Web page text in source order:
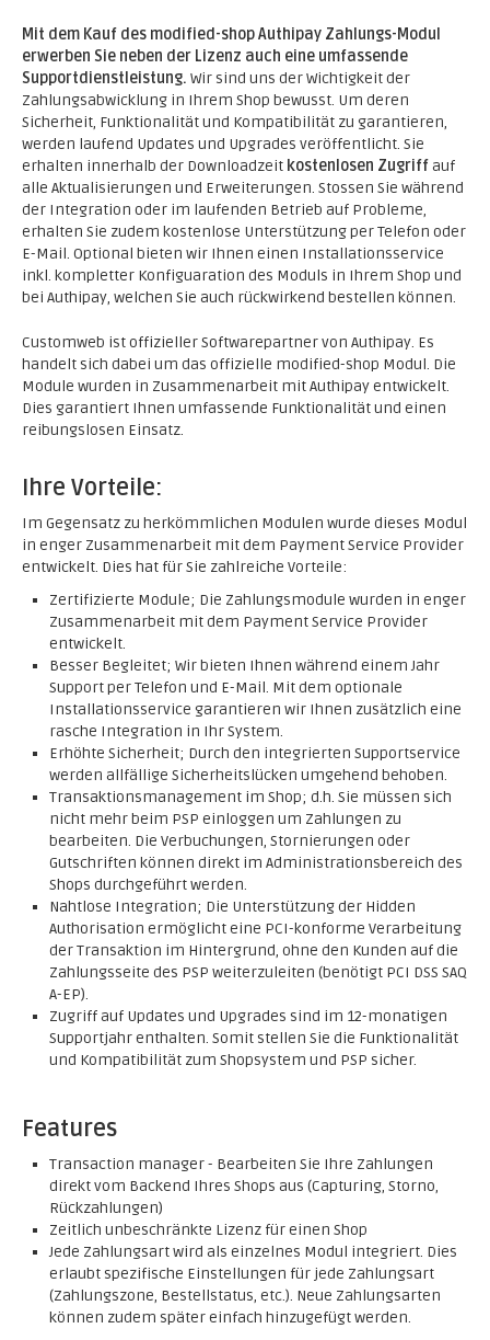
Mit dem Kauf des modified-shop Authipay Zahlungs-Modul
erwerben Sie neben der Lizenz auch eine umfassende
Supportdienstleistung. Wir sind uns der Wichtigkeit der
Zahlungsabwicklung in Ihrem Shop bewusst. Um deren
Sicherheit, Funktionalität und Kompatibilität zu garantieren,
werden laufend Updates und Upgrades veröffentlicht. Sie
erhalten innerhalb der Downloadzeit kostenlosen Zugriffauf
alle Aktualisierungen und Erweiterungen. Stossen Sie während
der Integration oder im laufenden Betrieb auf Probleme,
erhalten Sie zudem kostenlose Unterstützung per Telefon oder
E-Mail. Optional bieten wir Ihnen einen Installationsservice
inkl. kompletter Konfiguaration des Moduls in Ihrem Shop und
bei Authipay, welchen Sie auch rückwirkend bestellen können.
Customweb ist offizieller Softwarepartner von Authipay. Es
handelt sich dabei um das offizielle modified-shop Modul. Die
Module wurden in Zusammenarbeit mit Authipay entwickelt.
Dies garantiert Ihnen umfassende Funktionalität und einen
reibungslosen Einsatz.
Ihre Vorteile:
Im Gegensatz zu herkömmlichen Modulen wurde dieses Modul
in enger Zusammenarbeit mit dem Payment Service Provider
entwickelt. Dies hat für Sie zahlreiche Vorteile:
Zertifizierte Module; Die Zahlungsmodule wurden in enger
Zusammenarbeit mit dem Payment Service Provider
entwickelt.
Besser Begleitet; Wir bieten Ihnen während einem Jahr
Support per Telefon und E-Mail. Mit dem optionale
Installationsservice garantieren wir Ihnen zusätzlich eine
rasche Integration in Ihr System.
Erhöhte Sicherheit; Durch den integrierten Supportservice
werden allfällige Sicherheitslücken umgehend behoben.
Transaktionsmanagement im Shop; d.h. Sie müssen sich
nicht mehr beim PSP einloggen um Zahlungen zu
bearbeiten. Die Verbuchungen, Stornierungen oder
Gutschriften können direkt im Administrationsbereich des
Shops durchgeführt werden.
Nahtlose Integration; Die Unterstützung der Hidden
Authorisation ermöglicht eine PCI-konforme Verarbeitung
der Transaktion im Hintergrund, ohne den Kunden auf die
Zahlungsseite des PSP weiterzuleiten (benötigt PCI DSS SAQ
A-EP).
Zugriff auf Updates und Upgrades sind im 12-monatigen
Supportjahr enthalten. Somit stellen Sie die Funktionalität
und Kompatibilität zum Shopsystem und PSP sicher.
Features
Transaction manager - Bearbeiten Sie Ihre Zahlungen
direkt vom Backend Ihres Shops aus (Capturing, Storno,
Rückzahlungen)
Zeitlich unbeschränkte Lizenz für einen Shop
Jede Zahlungsart wird als einzelnes Modul integriert. Dies
erlaubt spezifische Einstellungen für jede Zahlungsart
(Zahlungszone, Bestellstatus, etc.). Neue Zahlungsarten
können zudem später einfach hinzugefügt werden.